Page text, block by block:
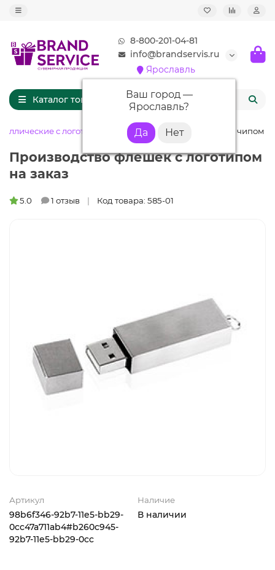
8-800-201-04-81
info@brandservis.ru
Ярославль
Ваш город —
Ярославль?
Каталог товаров
с логотипом Флешка ME005 (серебро) с чипом 8
Производство флешек с логотипом
на заказ
5.0 1 отзыв Код товара: 585-01
Артикул
98b6f346-92b7-11e5-bb29-
0cc47a711ab4#b260c945-
92b7-11e5-bb29-0cc
Наличие
В наличии